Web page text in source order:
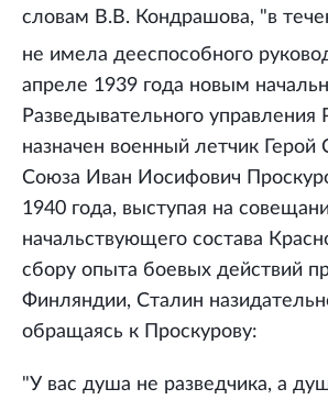
словам В.В. Кондрашова, "в
не имела дееспособного
апреле 1939 года новым
Разведывательного
назначен военный летчик Герой
Союза Иван Иосифович
1940 года, выступая на
начальствующего состава
сбору опыта боевых действий
Финляндии, Сталин
обращаясь к Проскурову:
"У вас душа не разведчика, а